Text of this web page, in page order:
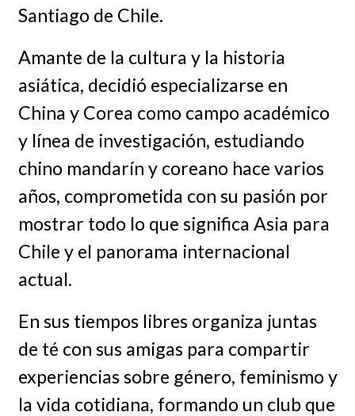
Santiago de Chile.
Amante de la cultura y la historia
asiática, decidió especializarse en
China y Corea como campo académico
y línea de investigación, estudiando
chino mandarín y coreano hace varios
años, comprometida con su pasión por
mostrar todo lo que significa Asia para
Chile y el panorama internacional
actual.
En sus tiempos libres organiza juntas
de té con sus amigas para compartir
experiencias sobre género, feminismo y
la vida cotidiana, formando un club que